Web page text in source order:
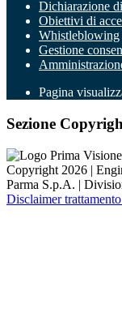
Dichiarazione
Obiettivi di
Whistleblowing
Gestione
Pagina
Sezione
Copyright 2026 |
Parma S.p.A. |
Disclaimer